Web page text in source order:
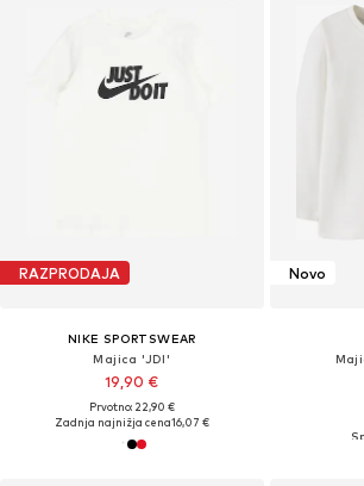
RAZPRODAJA
NIKE SPORTSWEAR
Majica 'JDI'
19,90 €
Prvotno: 22,90 €
Zadnja najnižja cena16,07 €
Novo